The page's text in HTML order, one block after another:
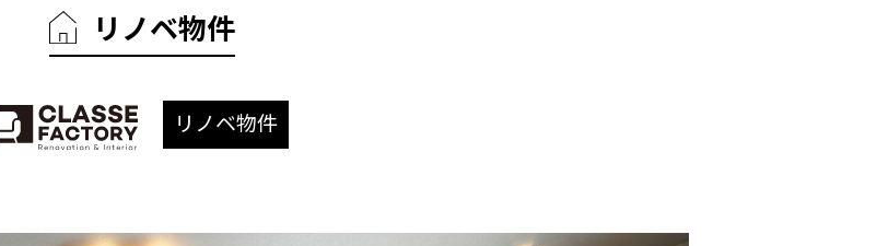
リノベ物件
リノベ物件